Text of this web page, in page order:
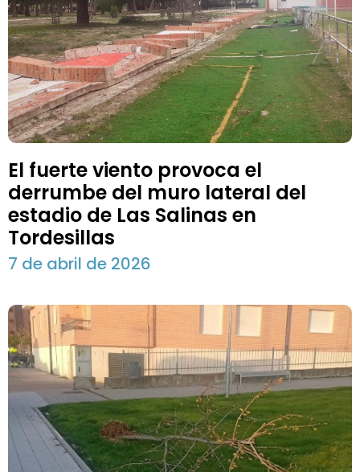
El fuerte viento provoca el
derrumbe del muro lateral del
estadio de Las Salinas en
Tordesillas
7 de abril de 2026